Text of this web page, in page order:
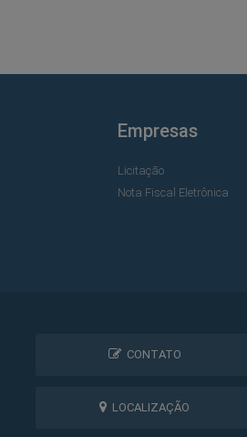
Empresas
Licitação
Nota Fiscal Eletrônica
CONTATO
LOCALIZAÇÃO